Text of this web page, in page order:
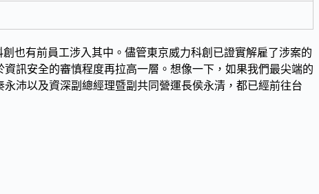
創也有前員工涉入其中。儘管東京威力科創已證實解雇了涉案的
訊安全的審慎程度再拉高一層。想像一下，如果我們最尖端的
永沛以及資深副總經理暨副共同營運長侯永清 ，都已經前往台